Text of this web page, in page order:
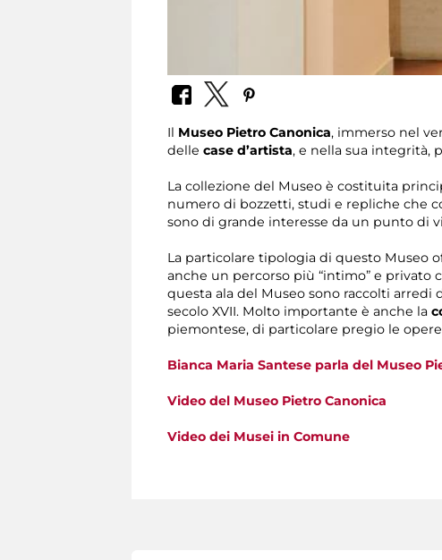
Il Museo Pietro Canonica, immerso nel
delle case d’artista, e nella sua integrità,
La collezione del Museo è costituita
numero di bozzetti, studi e repliche che
sono di grande interesse da un punto di
La particolare tipologia di questo Museo
anche un percorso più “intimo” e privato
questa ala del Museo sono raccolti arredi
secolo XVII. Molto importante è anche la
piemontese, di particolare pregio le
Bianca Maria Santese parla del Museo
Video del Museo Pietro Canonica
Video dei Musei in Comune